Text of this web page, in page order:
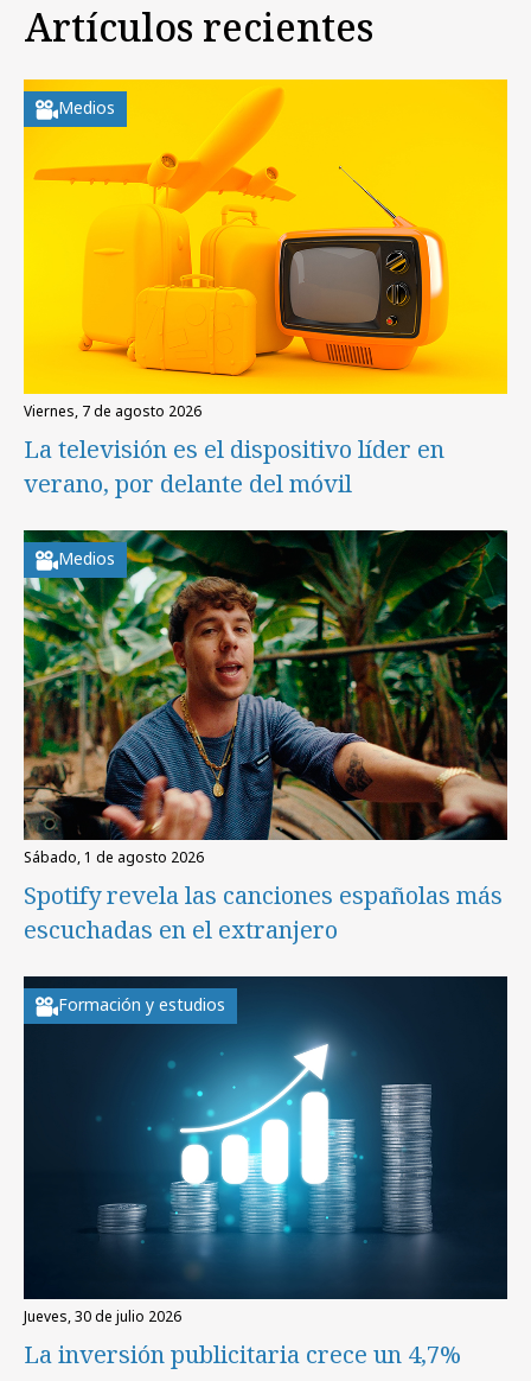
Artículos recientes
Medios
viernes, 7 de agosto 2026
La televisión es el dispositivo líder en
verano, por delante del móvil
Medios
sábado, 1 de agosto 2026
Spotify revela las canciones españolas más
escuchadas en el extranjero
Formación y estudios
jueves, 30 de julio 2026
La inversión publicitaria crece un 4,7%